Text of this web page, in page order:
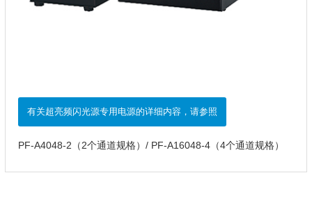
有关超亮频闪光源专用电源的详细内容，请参照
PF-A4048-2（2个通道规格）/ PF-A16048-4（4个通道规格）